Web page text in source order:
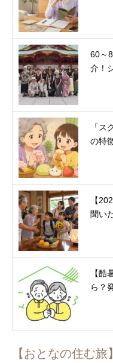
60～
介！
「ス
の特
【
聞い
【酷
ら？
【おとなの住む